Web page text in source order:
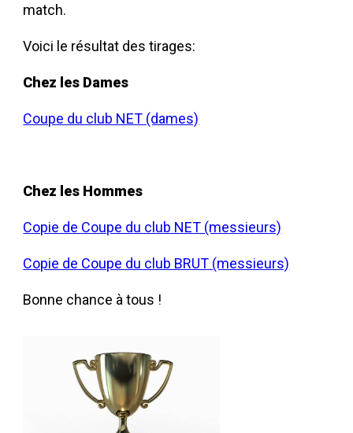
match.
Voici le résultat des tirages:
Chez les Dames
Coupe du club NET (dames)
Chez les Hommes
Copie de Coupe du club NET (messieurs)
Copie de Coupe du club BRUT (messieurs)
Bonne chance à tous !